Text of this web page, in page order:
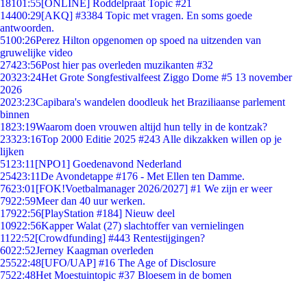
18101:55[ONLINE] Roddelpraat Topic #21
14400:29[AKQ] #3384 Topic met vragen. En soms goede
antwoorden.
5100:26Perez Hilton opgenomen op spoed na uitzenden van
gruwelijke video
27423:56Post hier pas overleden muzikanten #32
20323:24Het Grote Songfestivalfeest Ziggo Dome #5 13 november
2026
2023:23Capibara's wandelen doodleuk het Braziliaanse parlement
binnen
1823:19Waarom doen vrouwen altijd hun telly in de kontzak?
23323:16Top 2000 Editie 2025 #243 Alle dikzakken willen op je
lijken
51 23:11 [NPO1] Goedenavond Nederland
25423:11De Avondetappe #176 - Met Ellen ten Damme.
7623:01 [FOK!Voetbalmanager 2026/2027] #1 We zijn er weer
7922:59Meer dan 40 uur werken.
17922:56[PlayStation #184] Nieuw deel
10922:56Kapper Walat (27) slachtoffer van vernielingen
11 22:52[Crowdfunding] #443 Rentestijgingen?
6022:52Jerney Kaagman overleden
25522:48[UFO/UAP] #16 The Age of Disclosure
7522:48Het Moestuintopic #37 Bloesem in de bomen